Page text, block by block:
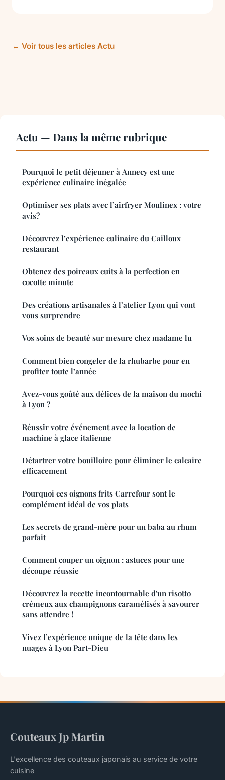
← Voir tous les articles Actu
Actu — Dans la même rubrique
Pourquoi le petit déjeuner à Annecy est une
expérience culinaire inégalée
Optimiser ses plats avec l’airfryer Moulinex : votre
avis?
Découvrez l’expérience culinaire du Cailloux
restaurant
Obtenez des poireaux cuits à la perfection en
cocotte minute
Des créations artisanales à l’atelier Lyon qui vont
vous surprendre
Vos soins de beauté sur mesure chez madame lu
Comment bien congeler de la rhubarbe pour en
profiter toute l’année
Avez-vous goûté aux délices de la maison du mochi
à Lyon ?
Réussir votre événement avec la location de
machine à glace italienne
Détartrer votre bouilloire pour éliminer le calcaire
efficacement
Pourquoi ces oignons frits Carrefour sont le
complément idéal de vos plats
Les secrets de grand-mère pour un baba au rhum
parfait
Comment couper un oignon : astuces pour une
découpe réussie
Découvrez la recette incontournable d'un risotto
crémeux aux champignons caramélisés à savourer
sans attendre !
Vivez l’expérience unique de la tête dans les
nuages à Lyon Part-Dieu
Couteaux Jp Martin
L'excellence des couteaux japonais au service de votre
cuisine